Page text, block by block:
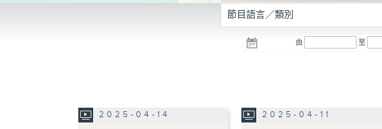
節目語言／類別
由 至
2025-04-14 2025-04-11